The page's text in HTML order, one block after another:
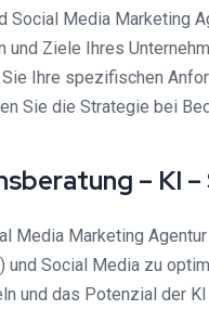
Social Media Marketing
Ziele Ihres
Ihre spezifischen
Sie die Strategie bei
– KI
Media Marketing
Social Media zu
und das Potenzial der